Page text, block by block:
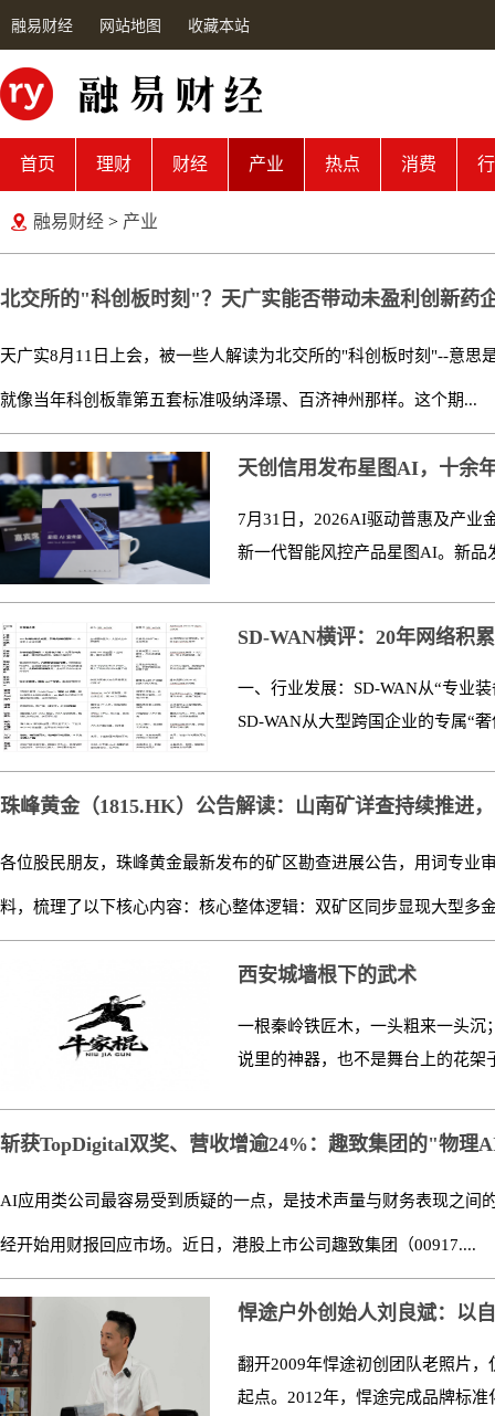
融易财经 网站地图 收藏本站
首页 理财 财经 产业 热点 消费
融易财经 > 产业
北交所的"科创板时刻"？天广实能否带动未盈利创新药
天广实8月11日上会，被一些人解读为北交所的"科创板时刻"--意思
就像当年科创板靠第五套标准吸纳泽璟、百济神州那样。这个期...
天创信用发布星图AI，十余
7月31日，2026AI驱动普惠及产业
新一代智能风控产品星图AI。新品
SD-WAN横评：20年网络积
一、行业发展：SD-WAN从“专业
SD-WAN从大型跨国企业的专属“
珠峰黄金（1815.HK）公告解读：山南矿详查持续推进
各位股民朋友，珠峰黄金最新发布的矿区勘查进展公告，用词专业
料，梳理了以下核心内容：核心整体逻辑：双矿区同步显现大型多
西安城墙根下的武术
一根秦岭铁匠木，一头粗来一头沉
说里的神器，也不是舞台上的花
斩获TopDigital双奖、营收增逾24%：趣致集团的"物理
AI应用类公司最容易受到质疑的一点，是技术声量与财务表现之间
经开始用财报回应市场。近日，港股上市公司趣致集团（00917....
悍途户外创始人刘良斌：以
翻开2009年悍途初创团队老照片
起点。2012年，悍途完成品牌标